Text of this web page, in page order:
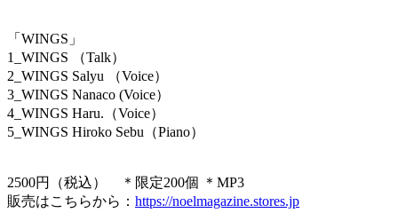
「WINGS」
1_WINGS （Talk）
2_WINGS Salyu （Voice）
3_WINGS Nanaco (Voice）
4_WINGS Haru.（Voice）
5_WINGS Hiroko Sebu（Piano）
2500円（税込） ＊限定200個 ＊MP3
販売はこちらから： https://noelmagazine.stores.jp